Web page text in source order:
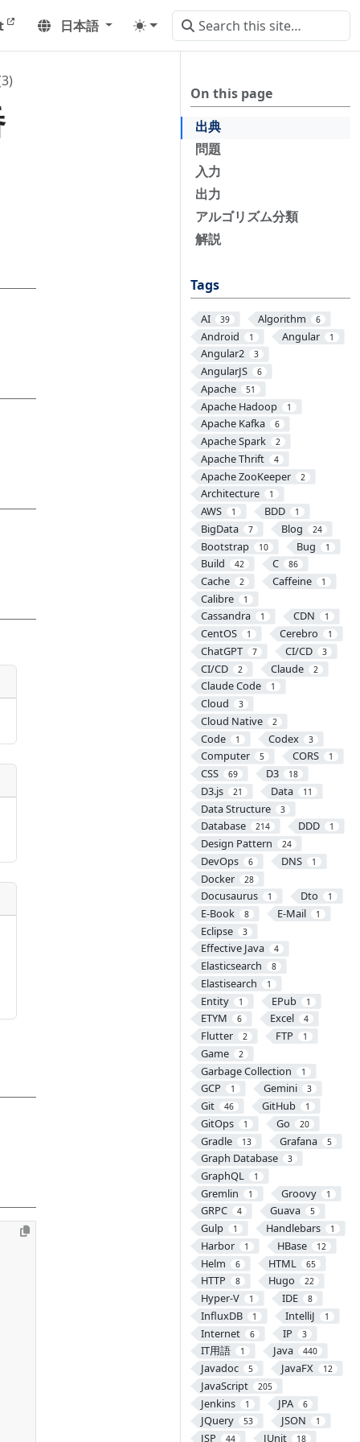
日本語
On this page
出典
問題
入力
出力
アルゴリズム分類
解説
Tags
AI 39 Algorithm 6
Android 1 Angular 1
Angular2 3
AngularJS 6
Apache 51
Apache Hadoop 1
Apache Kafka 6
Apache Spark 2
Apache Thrift 4
Apache ZooKeeper 2
Architecture 1
AWS 1 BDD 1
BigData 7 Blog 24
Bootstrap 10 Bug 1
Build 42 C 86
Cache 2 Caffeine 1
Calibre 1
Cassandra 1 CDN 1
CentOS 1 Cerebro 1
ChatGPT 7 CI/CD 3
CI/CD 2 Claude 2
Claude Code 1
Cloud 3
Cloud Native 2
Code 1 Codex 3
Computer 5 CORS 1
CSS 69 D3 18
D3.js 21 Data 11
Data Structure 3
Database 214 DDD 1
Design Pattern 24
DevOps 6 DNS 1
Docker 28
Docusaurus 1 Dto 1
E-Book 8 E-Mail 1
Eclipse 3
Effective Java 4
Elasticsearch 8
Elastisearch 1
Entity 1 EPub 1
ETYM 6 Excel 4
Flutter 2 FTP 1
Game 2
Garbage Collection 1
GCP 1 Gemini 3
Git 46 GitHub 1
GitOps 1 Go 20
Gradle 13 Grafana 5
Graph Database 3
GraphQL 1
Gremlin 1 Groovy 1
GRPC 4 Guava 5
Gulp 1 Handlebars 1
Harbor 1 HBase 12
Helm 6 HTML 65
HTTP 8 Hugo 22
Hyper-V 1 IDE 8
InfluxDB 1 IntelliJ 1
Internet 6 IP 3
IT用語 1 Java 440
Javadoc 5 JavaFX 12
JavaScript 205
Jenkins 1 JPA 6
JQuery 53 JSON 1
JSP 44 JUnit 18